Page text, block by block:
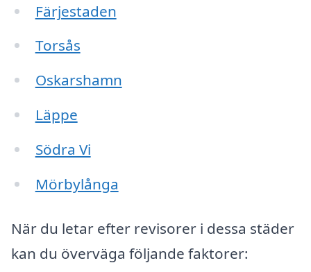
Färjestaden
Torsås
Oskarshamn
Läppe
Södra Vi
Mörbylånga
När du letar efter revisorer i dessa städer
kan du överväga följande faktorer: